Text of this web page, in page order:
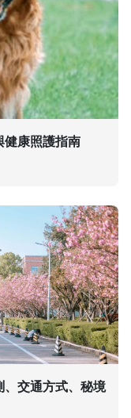
健康照護指南
交通方式、秘境